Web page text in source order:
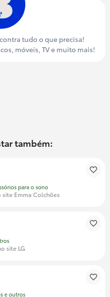
tudo o que precisa!
móveis, TV e muito mais!
também:
para o sono
Emma Colchões
site LG
e outros